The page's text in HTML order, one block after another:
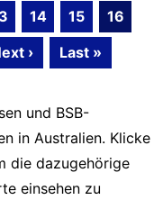
14 15
16
› Last »
und BSB-
in Australien. Klicke
die dazugehörige
einsehen zu